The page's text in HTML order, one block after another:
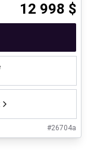
12 998 $
#26704a